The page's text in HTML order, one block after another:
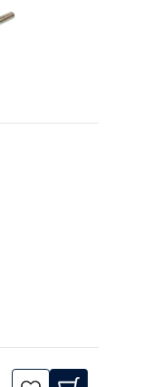
2 von 5 Sternen